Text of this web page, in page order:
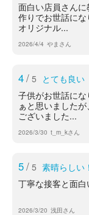
面白い店員さん
作りでお世話にな
オリジナル...
2026/4/4 やまさん
4/ 5 とても良い
子供がお世話に
ぁと思いました
ございました...
2026/3/30 t_m_kさん
5/ 5 素晴らしい！
丁寧な接客と面白
2026/3/20 浅田さん